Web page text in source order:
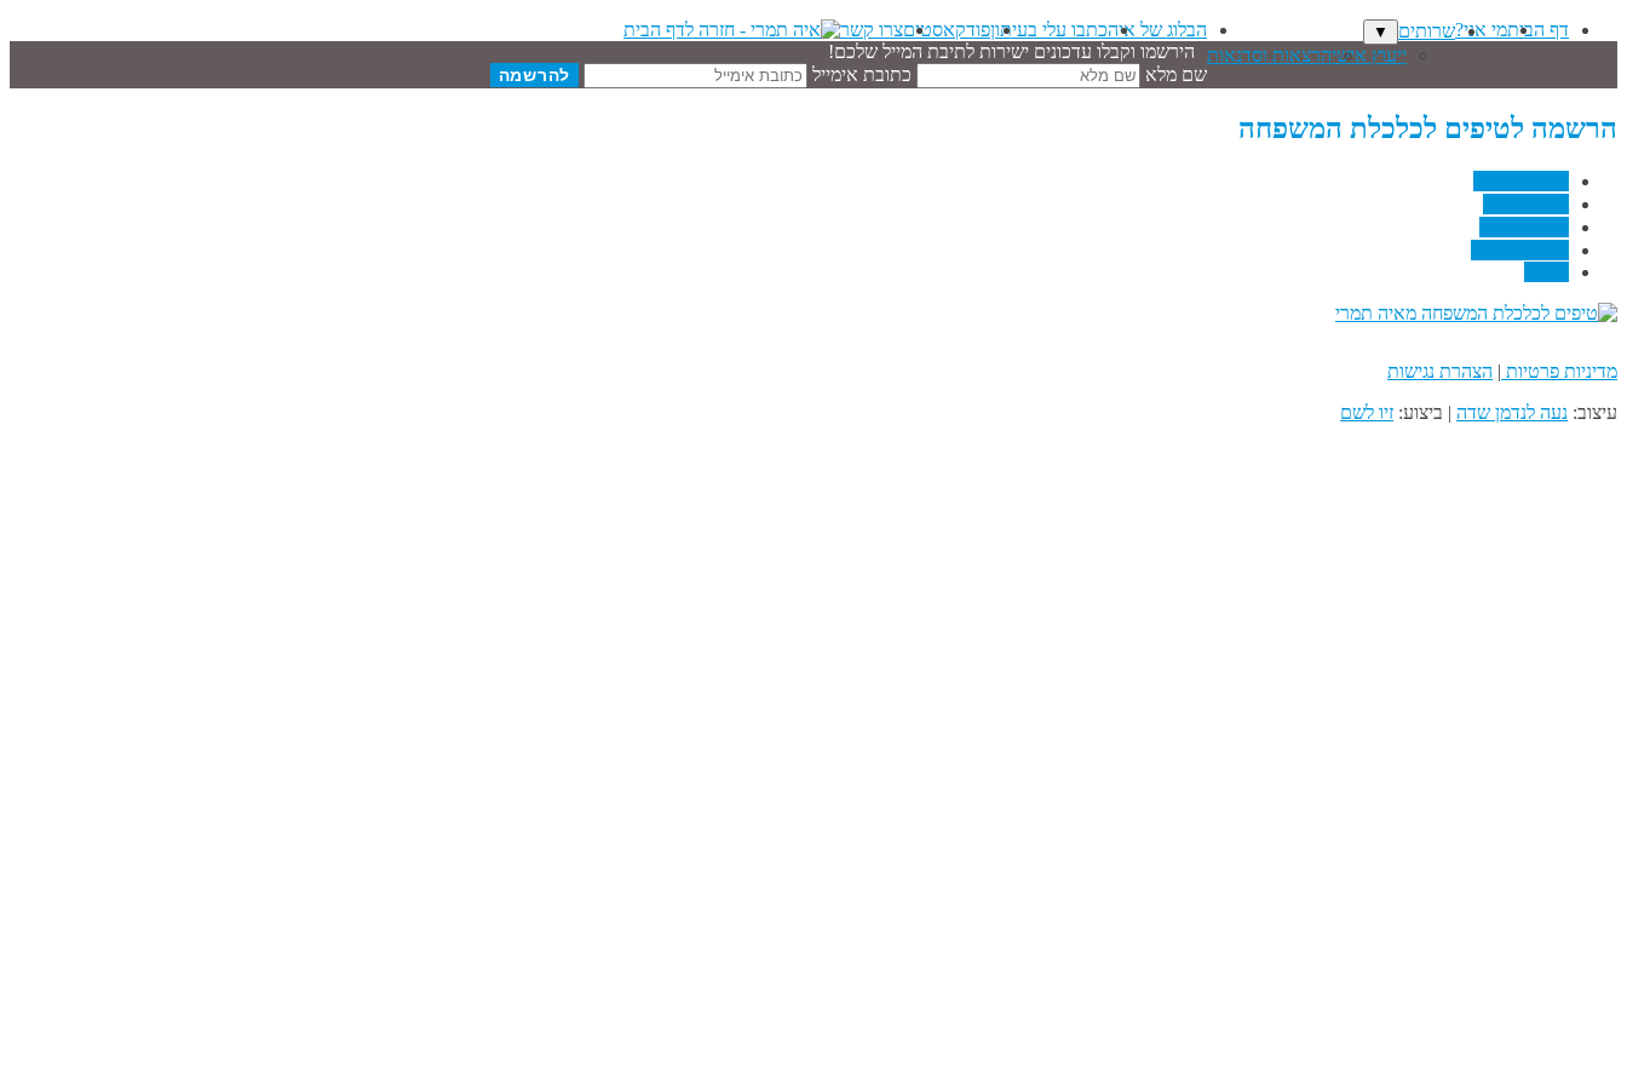
דף הביתמי אני?שרותים ▼
ייעוץ אישיהרצאות וסדנאות
הבלוג של איהכתבו עלי בעיתוןפודקאסטיםצרו קשר
הירשמו וקבלו עדכונים ישירות לתיבת המייל שלכם!
שם מלא
כתובת אימייל
הרשמה לטיפים לכלכלת המשפחה
מדיניות פרטיות | הצהרת נגישות
עיצוב: נעה לנדמן שדה | ביצוע: זיו לשם